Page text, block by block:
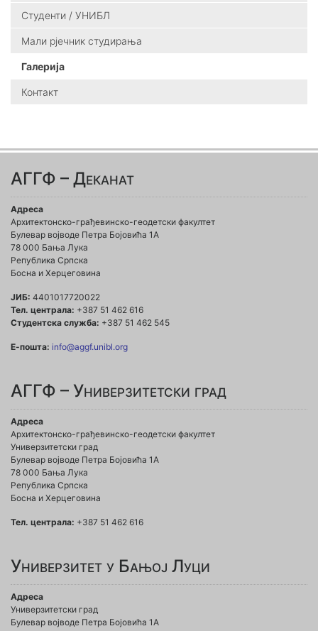
Студенти / УНИБЛ
Мали рјечник студирања
Галерија
Контакт
АГГФ – Деканат
Адреса
Архитектонско-грађевинско-геодетски факултет
Булевар војводе Петра Бојовића 1A
78 000 Бања Лука
Република Српска
Босна и Херцеговина
ЈИБ: 4401017720022
Тел. централа: +387 51 462 616
Студентска служба: +387 51 462 545
Е-пошта: info@aggf.unibl.org
АГГФ – Универзитетски град
Адреса
Архитектонско-грађевинско-геодетски факултет
Универзитетски град
Булевар војводе Петра Бојовића 1A
78 000 Бања Лука
Република Српска
Босна и Херцеговина
Тел. централа: +387 51 462 616
Универзитет у Бањој Луци
Адреса
Универзитетски град
Булевар војводе Петра Бојовића 1А